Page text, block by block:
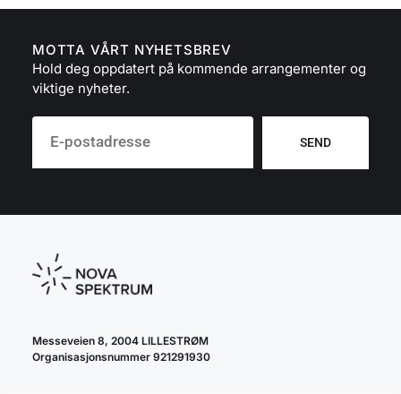
MOTTA VÅRT NYHETSBREV
Hold deg oppdatert på kommende arrangementer og
viktige nyheter.
SEND
Messeveien 8, 2004 LILLESTRØM
Organisasjonsnummer 921291930